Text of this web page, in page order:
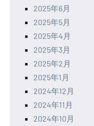
2025年6月
2025年5月
2025年4月
2025年3月
2025年2月
2025年1月
2024年12月
2024年11月
2024年10月